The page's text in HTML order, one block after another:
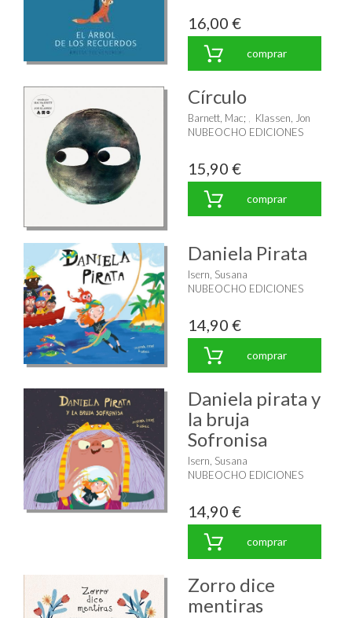
16,00 €
comprar
Círculo
Barnett, Mac;
Klassen, Jon
NUBEOCHO EDICIONES
15,90 €
comprar
Daniela Pirata
Isern, Susana
NUBEOCHO EDICIONES
14,90 €
comprar
Daniela pirata y
la bruja
Sofronisa
Isern, Susana
NUBEOCHO EDICIONES
14,90 €
comprar
Zorro dice
mentiras